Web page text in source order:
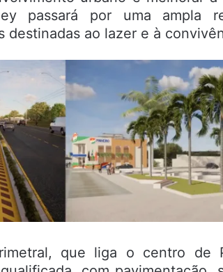
passará por uma ampla
destinadas ao lazer e à
que liga o centro de